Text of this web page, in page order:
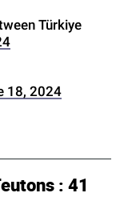
Türkiye
18, 2024
: 41